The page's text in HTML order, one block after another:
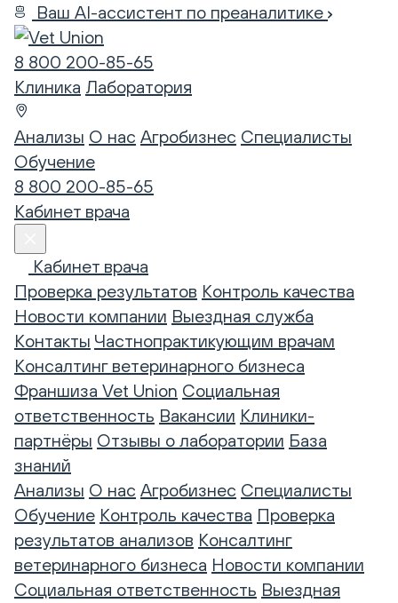
Ваш AI-ассистент по преаналитике
8 800 200-85-65
Клиника Лаборатория
Анализы О нас Агробизнес Специалисты
Обучение
8 800 200-85-65
Кабинет врача
Кабинет врача
Проверка результатов Контроль качества
Новости компании Выездная служба
Контакты Частнопрактикующим врачам
Консалтинг ветеринарного бизнеса
Франшиза Vet Union Социальная
ответственность Вакансии Клиники-
партнёры Отзывы о лаборатории База
знаний
Анализы О нас Агробизнес Специалисты
Обучение Контроль качества Проверка
результатов анализов Консалтинг
ветеринарного бизнеса Новости компании
Социальная ответственность Выездная